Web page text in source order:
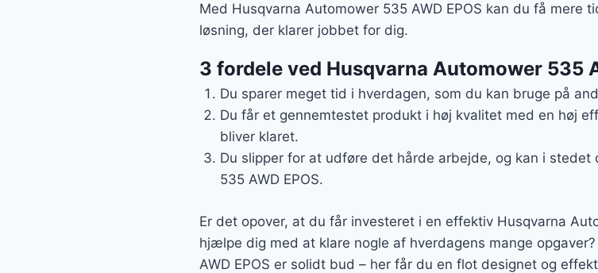
Med Husqvarna Automower 535 AWD EPOS kan du få mere
løsning, der klarer jobbet for dig.
3 fordele ved Husqvarna Automower 535
Du sparer meget tid i hverdagen, som du kan bruge på
Du får et gennemtestet produkt i høj kvalitet med en høj
bliver klaret.
Du slipper for at udføre det hårde arbejde, og kan i
535 AWD EPOS.
Er det opover, at du får investeret i en effektiv Husqvarna
hjælpe dig med at klare nogle af hverdagens mange
AWD EPOS er solidt bud – her får du en flot designet og